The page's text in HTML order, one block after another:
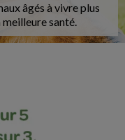
âgés à vivre plus
santé.